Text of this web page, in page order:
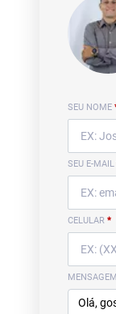
SEU NOME
SEU E-MAIL
CELULAR *